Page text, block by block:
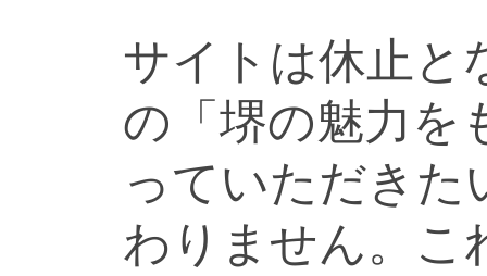
サイトは休止と
の「堺の魅力を
っていただきた
わりません。こ